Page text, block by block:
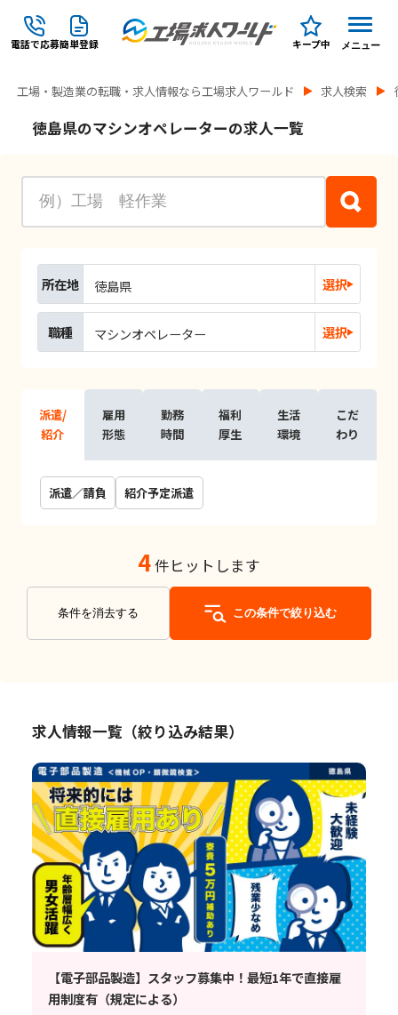
電話で応募簡単登録 キープ中 メニュー
工場・製造業の転職・求人情報なら工場求人ワールド 求人検索
徳島県のマシンオペレーターの求人一覧
所在地 徳島県 選択
職種 マシンオペレーター 選択
派遣/
紹介
雇用
形態
勤務
時間
福利
厚生
生活
環境
こだ
わり
派遣／請負 紹介予定派遣
4件ヒットします
条件を消去する この条件で絞り込む
求人情報一覧（絞り込み結果）
【電子部品製造】スタッフ募集中！最短1年で直接雇
用制度有（規定による）